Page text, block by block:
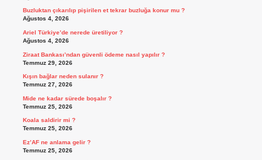
Buzluktan çıkarılıp pişirilen et tekrar buzluğa konur mu ?
Ağustos 4, 2026
Ariel Türkiye’de nerede üretiliyor ?
Ağustos 4, 2026
Ziraat Bankası’ndan güvenli ödeme nasıl yapılır ?
Temmuz 29, 2026
Kışın bağlar neden sulanır ?
Temmuz 27, 2026
Mide ne kadar sürede boşalır ?
Temmuz 25, 2026
Koala saldirir mi ?
Temmuz 25, 2026
Ez’AF ne anlama gelir ?
Temmuz 25, 2026